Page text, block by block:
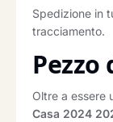
Spedizione in
tracciamento.
Pezzo
Oltre a essere
Casa 2024